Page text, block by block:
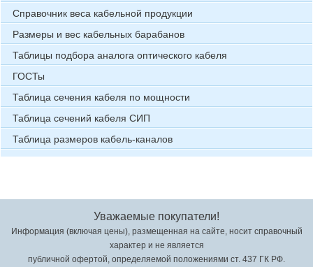
Справочник веса кабельной продукции
Размеры и вес кабельных барабанов
Таблицы подбора аналога оптического кабеля
ГОСТы
Таблица сечения кабеля по мощности
Таблица сечений кабеля СИП
Таблица размеров кабель-каналов
Уважаемые покупатели!
Информация (включая цены), размещенная на сайте, носит справочный
характер и не является
публичной офертой, определяемой положениями ст. 437 ГК РФ.